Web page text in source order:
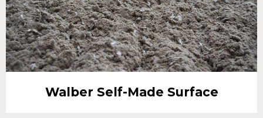
Walber Self-Made Surface